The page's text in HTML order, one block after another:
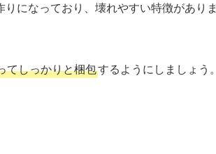
になっており、壊れやすい特徴がありま
てしっかりと梱包するようにしましょう。